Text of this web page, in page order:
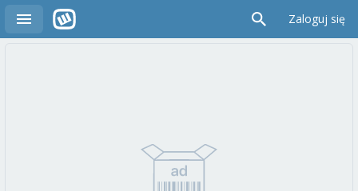
Zaloguj się